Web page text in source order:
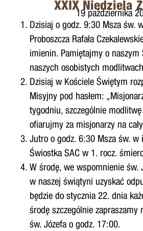
XXIX Niedziela
19 października
Dzisiaj o godz. 9:30 Msza św.
Proboszcza Rafała
imienin. Pamiętajmy o naszym
naszych osobistych
Dzisiaj w Kościele Świętym
Misyjny pod hasłem:
tygodniu, szczególnie modlitwę
ofiarujmy za misjonarzy na
Jutro o godz. 6:30 Msza św. w
Świostka SAC w 1. rocz.
W środę, we wspomnienie św.
w naszej świątyni uzyskać
będzie do stycznia 22. dnia
środę szczególnie zapraszamy
św. Józefa o godz. 17:00.